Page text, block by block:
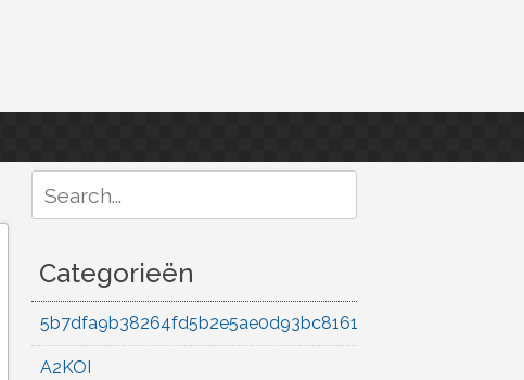
for:
Categorieën
5b7dfa9b38264fd5b2e5ae0d93bc8161
A2KOI